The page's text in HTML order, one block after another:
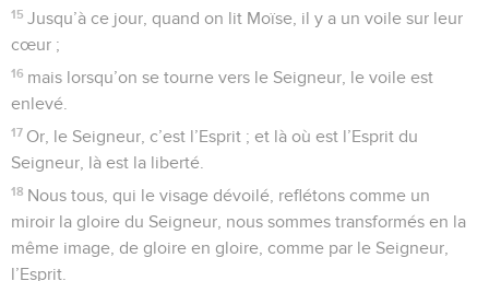
15 Jusqu’à ce jour, quand on lit Moïse, il y a un voile sur leur
cœur ;
16 mais lorsqu’on se tourne vers le Seigneur, le voile est
enlevé.
17 Or, le Seigneur, c’est l’Esprit ; et là où est l’Esprit du
Seigneur, là est la liberté.
18 Nous tous, qui le visage dévoilé, reflétons comme un
miroir la gloire du Seigneur, nous sommes transformés en la
même image, de gloire en gloire, comme par le Seigneur,
l’Esprit.